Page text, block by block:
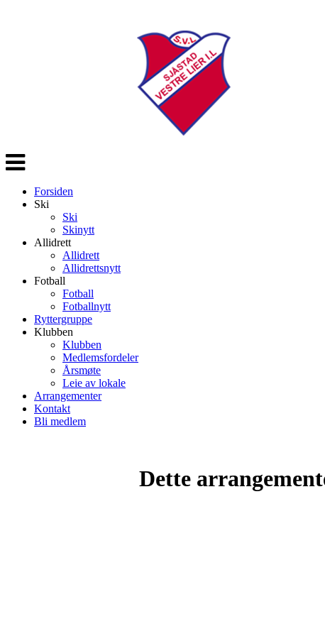
Veksle
navigasjon
Forsiden
Ski
Ski
Skinytt
Allidrett
Allidrett
Allidrettsnytt
Fotball
Fotball
Fotballnytt
Ryttergruppe
Klubben
Klubben
Medlemsfordeler
Årsmøte
Leie av lokale
Arrangementer
Kontakt
Bli medlem
Dette